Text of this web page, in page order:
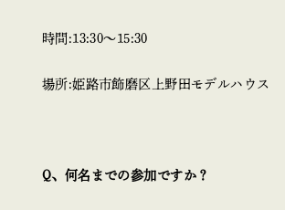
時間:13:30〜15:30
場所:姫路市飾磨区上野田モデルハウス
Q、何名までの参加ですか？